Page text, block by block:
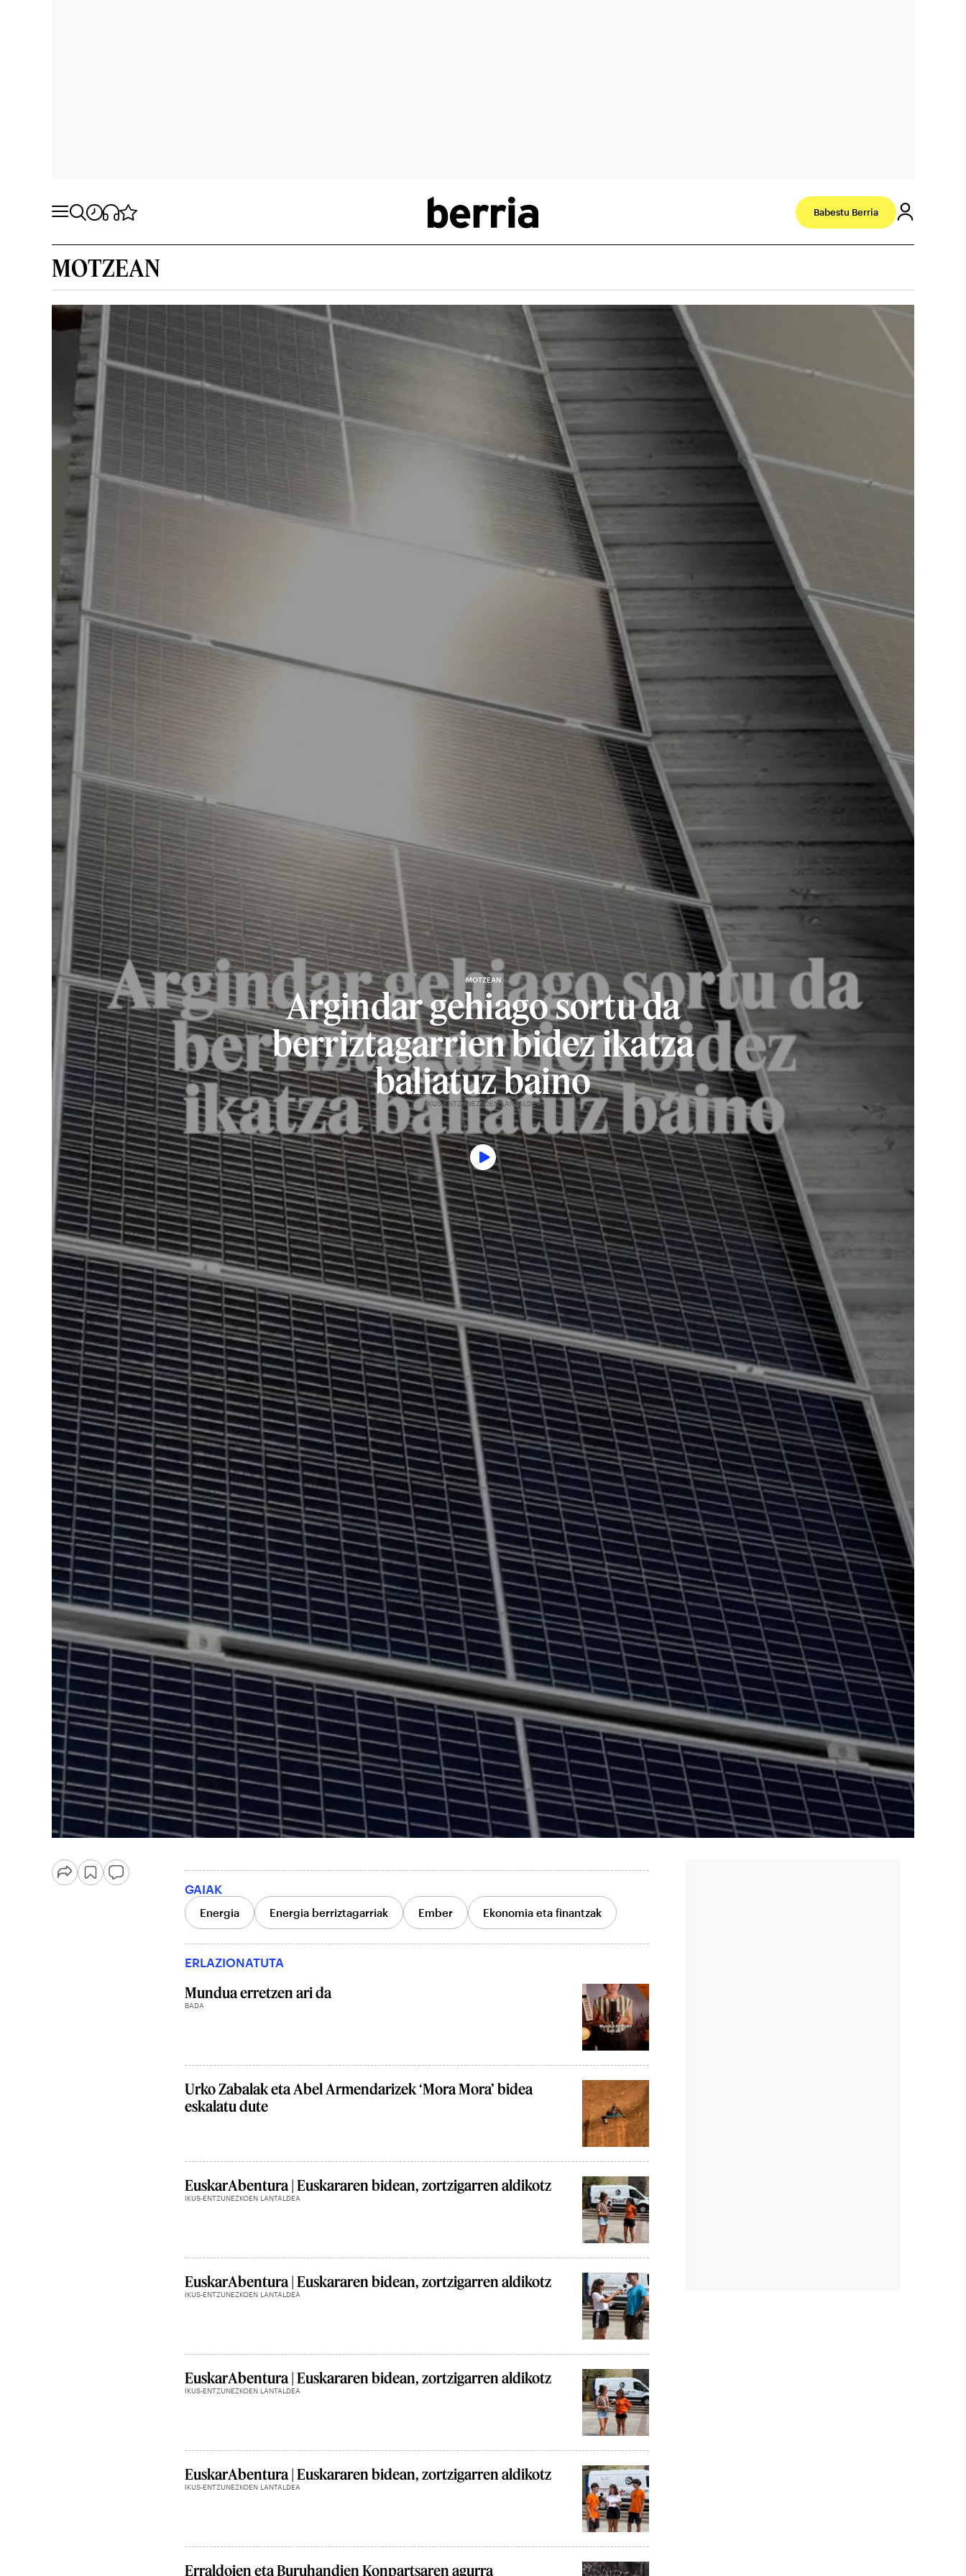
Babestu Berria
MOTZEAN
MOTZEAN
Argindar gehiago sortu da
berriztagarrien bidez ikatza
baliatuz baino
IKUS-ENTZUNEZKOEN LANTALDEA
GAIAK
Energia Energia berriztagarriak Ember Ekonomia eta finantzak
ERLAZIONATUTA
Mundua erretzen ari da
BADA
Urko Zabalak eta Abel Armendarizek ‘Mora Mora’ bidea
eskalatu dute
EuskarAbentura | Euskararen bidean, zortzigarren aldikotz
IKUS-ENTZUNEZKOEN LANTALDEA
EuskarAbentura | Euskararen bidean, zortzigarren aldikotz
IKUS-ENTZUNEZKOEN LANTALDEA
EuskarAbentura | Euskararen bidean, zortzigarren aldikotz
IKUS-ENTZUNEZKOEN LANTALDEA
EuskarAbentura | Euskararen bidean, zortzigarren aldikotz
IKUS-ENTZUNEZKOEN LANTALDEA
Erraldoien eta Buruhandien Konpartsaren agurra